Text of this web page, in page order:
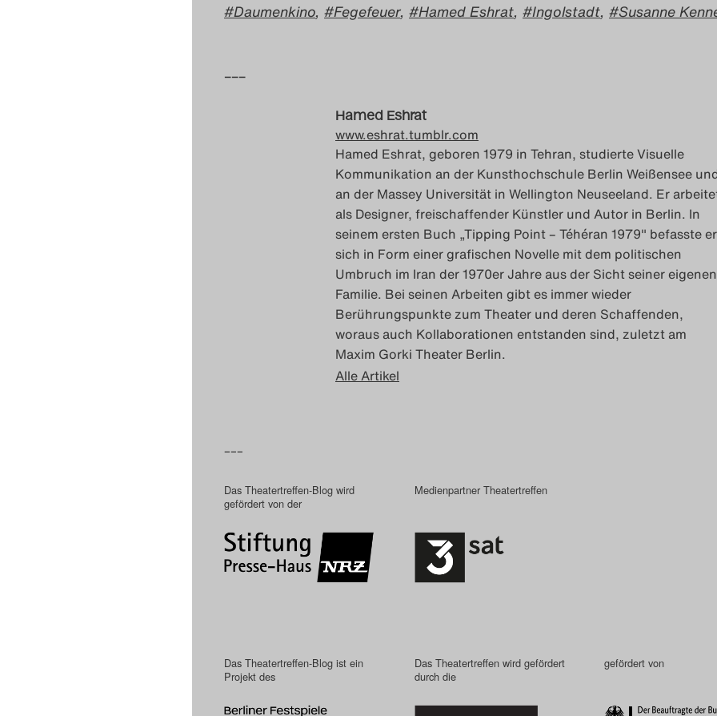
Daumenkino, Fegefeuer, Hamed Eshrat, Ingolstadt, Susanne
–––
Hamed Eshrat
www.eshrat.tumblr.com
Hamed Eshrat, geboren 1979 in Tehran, studierte Visuelle
Kommunikation an der Kunsthochschule Berlin Weißensee
an der Massey Universität in Wellington Neuseeland. Er
als Designer, freischaffender Künstler und Autor in Berlin. In
seinem ersten Buch „Tipping Point – Téhéran 1979" befasste er
sich in Form einer grafischen Novelle mit dem politischen
Umbruch im Iran der 1970er Jahre aus der Sicht seiner eigenen
Familie. Bei seinen Arbeiten gibt es immer wieder
Berührungspunkte zum Theater und deren Schaffenden,
woraus auch Kollaborationen entstanden sind, zuletzt am
Maxim Gorki Theater Berlin.
Alle Artikel
–––
Das Theatertreffen-Blog wird
gefördert von der
Medienpartner Theatertreffen
Das Theatertreffen-Blog ist ein
Projekt des
Das Theatertreffen wird gefördert
durch die
gefördert von